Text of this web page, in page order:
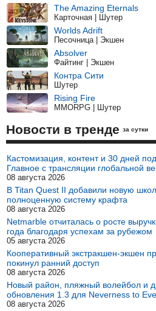
The Amazing Eternals
Карточная | Шутер
Worlds Adrift
Песочница | Экшен
Absolver
Файтинг | Экшен
Контра Сити
Шутер
Rising Fire
MMORPG | Шутер
Новости в тренде за сутки
Кастомизация, контент и 30 дней
Главное с трансляции глобальной
08 августа 2026
В Titan Quest II добавили новую
полноценную систему крафта
08 августа 2026
Netmarble отчиталась о росте
года благодаря успехам за рубежом
05 августа 2026
Кооперативный экстракшен-экшен
покинул ранний доступ
08 августа 2026
Новый район, пляжный волейбол и
обновления 1.3 для Neverness to
08 августа 2026